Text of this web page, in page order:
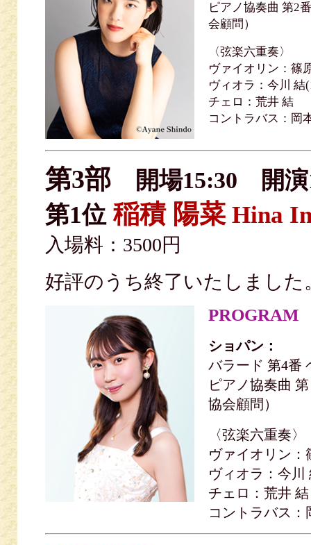
ピアノ協奏曲 第2
会顧問）
〈弦楽六重奏〉
ヴァイオリン：篠
ヴィオラ：今川 結
チェロ：荒井 結
コントラバス：岡
第3部 開場15:30 開演
第1位 稲積 陽菜Hina
入場料：3500円
好評のうち終了いたしまし
PROGRAM
ショパン：
バラード 第4番
ピアノ協奏曲
協会顧問）
〈弦楽六重奏〉
ヴァイオリン：
ヴィオラ：今川
チェロ：荒井 結
コントラバス：